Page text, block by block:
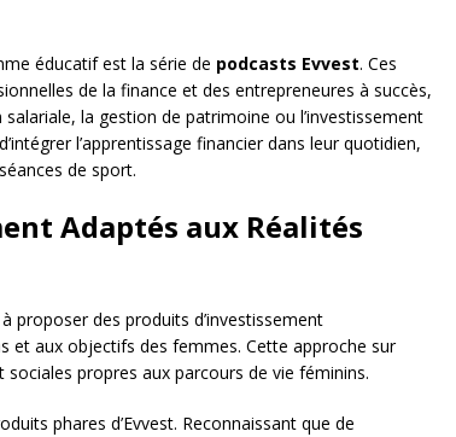
éducatif est la série de podcasts Evvest. Ces
de la finance et des entrepreneures à succès,
la gestion de patrimoine ou l’investissement
l’apprentissage financier dans leur quotidien,
de sport.
Adaptés aux Réalités
proposer des produits d’investissement
et aux objectifs des femmes. Cette approche sur
propres aux parcours de vie féminins.
phares d’Evvest. Reconnaissant que de